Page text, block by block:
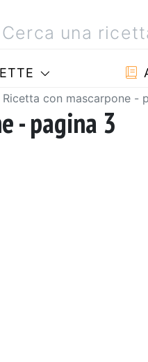
Ricetta con mascarpone -
- pagina 3